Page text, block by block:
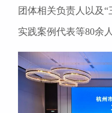
团体相关负责人以及
实践案例代表等80余